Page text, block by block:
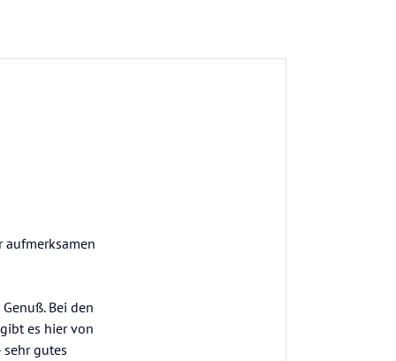
aufmerksamen
Bei den
es hier von
gutes